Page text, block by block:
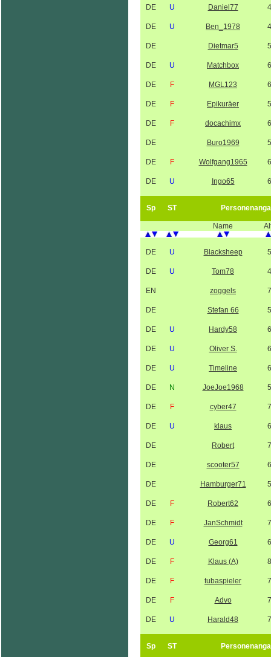
DE U Daniel77
DE U Ben_1978
DE Dietmar5
DE U Matchbox
DE F MGL123
DE F Epikuräer
DE F docachimx
DE Buro1969
DE F Wolfgang1965
DE U Ingo65
Sp ST
Name
DE U Blacksheep
DE U Tom78
EN zoggels
DE Stefan 66
DE U Hardy58
DE U Oliver S.
DE U Timeline
DE N JoeJoe1968
DE F cyber47
DE U klaus
DE Robert
DE scooter57
DE Hamburger71
DE F Robert62
DE F JanSchmidt
DE U Georg61
DE F Klaus (A)
DE F tubaspieler
DE F Advo
DE U Harald48
Sp ST